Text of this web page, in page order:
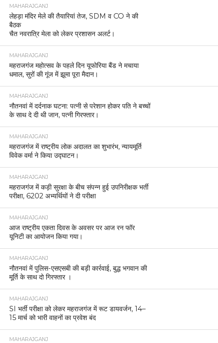
MAHARAJGANJ
लेहड़ा मंदिर मेले की तैयारियां तेज, SDM व CO ने की
बैठक
चैत नवरात्रि मेला को लेकर प्रशासन अलर्ट।
MAHARAJGANJ
महराजगंज महोत्सव के पहले दिन यूफोरिया बैंड ने मचाया
धमाल, सुरों की गूंज में झूमा पूरा मैदान।
MAHARAJGANJ
नौतनवां में दर्दनाक घटना: पत्नी से परेशान होकर पति ने बच्चों
के साथ दे दी थी जान, पत्नी गिरफ्तार।
MAHARAJGANJ
महराजगंज में राष्ट्रीय लोक अदालत का शुभारंभ, न्यायमूर्ति
विवेक वर्मा ने किया उद्घाटन।
MAHARAJGANJ
महराजगंज में कड़ी सुरक्षा के बीच संपन्न हुई उपनिरीक्षक भर्ती
परीक्षा, 6202 अभ्यर्थियों ने दी परीक्षा
MAHARAJGANJ
आज राष्ट्रीय एकता दिवस के अवसर पर आज रन फॉर
यूनिटी का आयोजन किया गया।
MAHARAJGANJ
नौतनवां में पुलिस-एसएसबी की बड़ी कार्रवाई, बुद्ध भगवान की
मूर्ति के साथ दो गिरफ्तार ।
MAHARAJGANJ
SI भर्ती परीक्षा को लेकर महराजगंज में रूट डायवर्जन, 14–
15 मार्च को भारी वाहनों का प्रवेश बंद
MAHARAJGANJ